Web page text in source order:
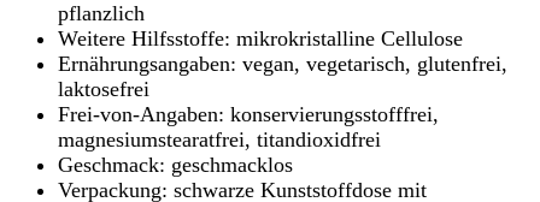
pflanzlich
Weitere Hilfsstoffe: mikrokristalline Cellulose
Ernährungsangaben: vegan, vegetarisch, glutenfrei,
laktosefrei
Frei-von-Angaben: konservierungsstofffrei,
magnesiumstearatfrei, titandioxidfrei
Geschmack: geschmacklos
Verpackung: schwarze Kunststoffdose mit